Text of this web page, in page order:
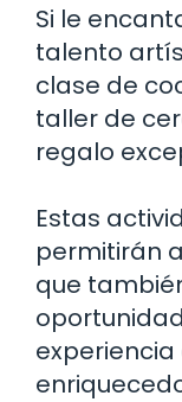
Si le
talento
clase de
taller de
regalo
Estas
permitirán
que